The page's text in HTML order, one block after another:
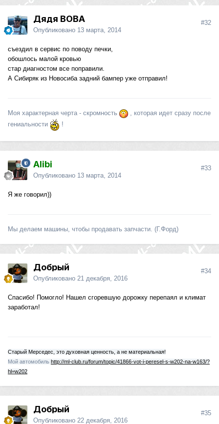
Дядя ВОВА
Опубликовано 13 марта, 2014
#32
съездил в сервис по поводу печки,
обошлось малой кровью
стар диагностом все поправили.
А Сибиряк из Новосиба задний бампер уже отправил!
Моя характерная черта - скромность
, которая идет сразу после
гениальности
!
Alibi
Опубликовано 13 марта, 2014
#33
Я же говорил))
Мы делаем машины, чтобы продавать запчасти. (Г.Форд)
Добрый
Опубликовано 21 декабря, 2016
#34
Спасибо! Помогло! Нашел сгоревшую дорожку перепаял и климат
заработал!
Старый Мерседес, это духовная ценность, а не материальная!
Мой автомобиль http://ml-club.ru/forum/topic/41866-vot-i-peresel-s-w202-na-w163/?
hl=w202
Добрый
Опубликовано 22 декабря, 2016
#35